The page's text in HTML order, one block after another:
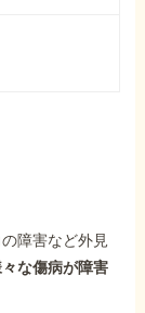
障害など外見
な傷病が障害